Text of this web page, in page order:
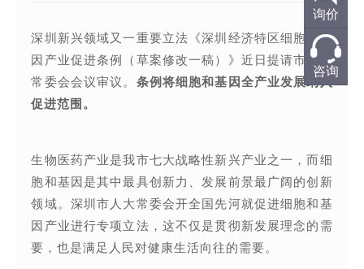
深圳新兴领域又一重要立法《深圳经济特区细胞和基
因产业促进条例（草案修改一稿）》近日提请市人大
常委会会议审议。 条例将细胞和基因全产业发展纳入
促进范围。
生物医药产业是我市七大战略性新兴产业之一，而细
胞和基因是其中最具创新力、发展前景最广阔的创新
领域。深圳市人大常委会开全国先河就促进细胞和基
因产业进行专项立法，这不仅是贯彻新发展理念的需
要，也是满足人民对健康生活向往的需要。
询价
咨询